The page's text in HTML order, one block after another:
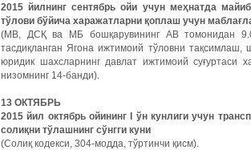
2015 йилнинг сентябрь ойи учун меҳнатда
тўлови бўйича харажатларни қоплаш учун
(МВ, ДСҚ ва МБ бошқарувининг АВ томонидан
тасдиқланган Ягона ижтимоий тўловни
юридик шахсларнинг давлат ижтимоий суғуртаси
низомнинг 14-банди).
13 ОКТЯБРЬ
2015йил октябрь ойинингI ўн кунлиги учун
солиқни тўлашнинг сўнгги куни
(Солиқ кодекси, 304-модда, тўртинчи қисм).